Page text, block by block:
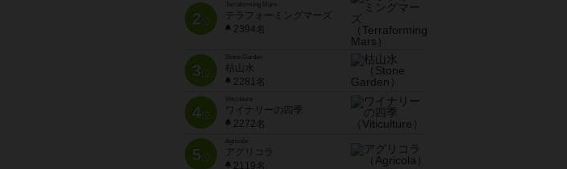
2位
Terraforming Mars
テラフォーミングマーズ
2394名
3位
Stone Garden
枯山水
2281名
4位
Viticulture
ワイナリーの四季
2272名
5位
Agricola
アグリコラ
2119名